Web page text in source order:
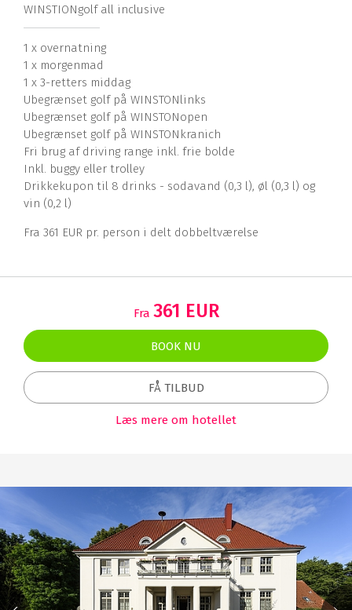
WINSTIONgolf all inclusive
1 x overnatning
1 x morgenmad
1 x 3-retters middag
Ubegrænset golf på WINSTONlinks
Ubegrænset golf på WINSTONopen
Ubegrænset golf på WINSTONkranich
Fri brug af driving range inkl. frie bolde
Inkl. buggy eller trolley
Drikkekupon til 8 drinks - sodavand (0,3 l), øl (0,3 l) og
vin (0,2 l)
Fra 361 EUR pr. person i delt dobbeltværelse
Fra 361 EUR
BOOK NU
FÅ TILBUD
Læs mere om hotellet